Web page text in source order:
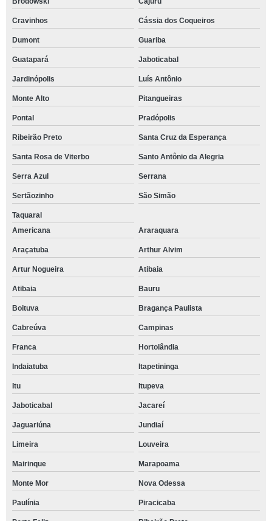
Cravinhos Cássia dos Coqueiros
Dumont Guariba
Guatapará Jaboticabal
Jardinópolis Luís Antônio
Monte Alto Pitangueiras
Pontal Pradópolis
Ribeirão Preto Santa Cruz da Esperança
Santa Rosa de Viterbo Santo Antônio da Alegria
Serra Azul Serrana
Sertãozinho São Simão
Taquaral
Americana
Araraquara
Araçatuba Arthur Alvim
Artur Nogueira Atibaia
Atibaia Bauru
Boituva Bragança Paulista
Cabreúva Campinas
Franca Hortolândia
Indaiatuba Itapetininga
Itu Itupeva
Jaboticabal Jacareí
Jaguariúna Jundiaí
Limeira Louveira
Mairinque Marapoama
Monte Mor Nova Odessa
Paulínia Piracicaba